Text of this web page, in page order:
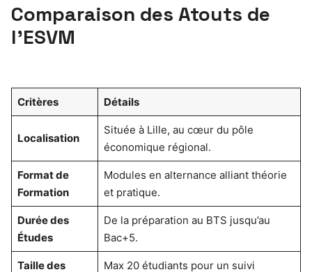
Comparaison des Atouts de
l’ESVM
Critères Détails
Localisation
Située à Lille, au cœur du pôle
économique régional.
Format de
Formation
Modules en alternance alliant théorie
et pratique.
Durée des
Études
De la préparation au BTS jusqu’au
Bac+5.
Taille des Max 20 étudiants pour un suivi